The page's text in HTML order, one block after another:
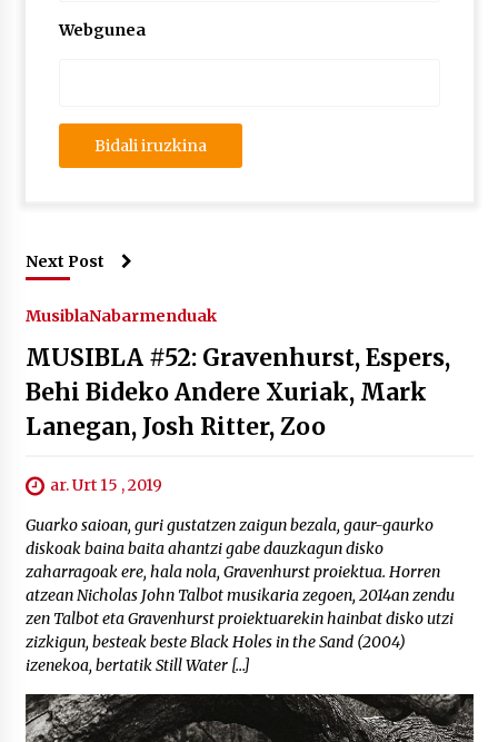
Webgunea
Next Post
MusiblaNabarmenduak
MUSIBLA #52: Gravenhurst, Espers,
Behi Bideko Andere Xuriak, Mark
Lanegan, Josh Ritter, Zoo
ar. Urt 15 , 2019
Guarko saioan, guri gustatzen zaigun bezala, gaur-gaurko
diskoak baina baita ahantzi gabe dauzkagun disko
zaharragoak ere, hala nola, Gravenhurst proiektua. Horren
atzean Nicholas John Talbot musikaria zegoen, 2014an zendu
zen Talbot eta Gravenhurst proiektuarekin hainbat disko utzi
zizkigun, besteak beste Black Holes in the Sand (2004)
izenekoa, bertatik Still Water […]